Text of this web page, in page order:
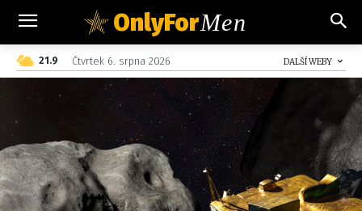
OnlyForMen
21.9 Czech
Čtvrtek 6. srpna 2026 DALŠÍ WEBY